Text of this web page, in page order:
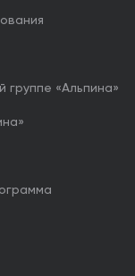
группе «Альпина»